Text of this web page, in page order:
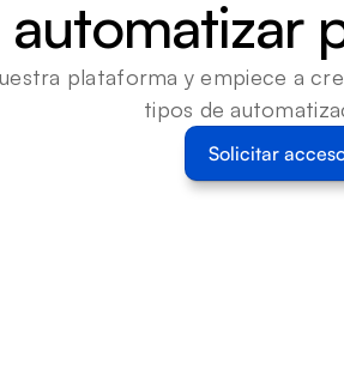
automatizar
plataforma y empiece a
tipos de
Solicitar